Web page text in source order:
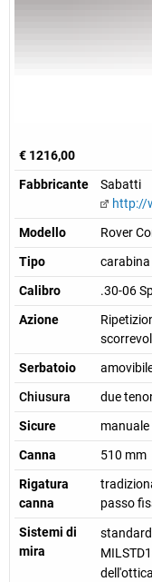
€ 1216,00
Fabbricante
Sabatti
http://
Modello
Rover
Tipo
carabina
Calibro
.30-06
Azione
Serbatoio
Chiusura
due
Sicure
manuale
Canna
510 mm
Rigatura
canna
passo
Sistemi di
mira